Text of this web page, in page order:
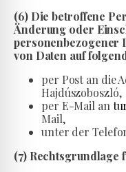
(6) Die betroffene
Änderung oder
personenbezogener
von Daten auf
per Post an die
Hajdúszoboszló,
per E-Mail an
Mail,
unter der
(7) Rechtsgrundlage